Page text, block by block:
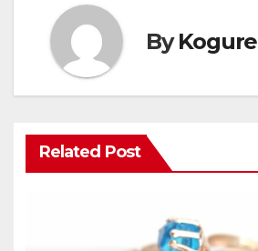
ゲ
ー
シ
ョ
ン
ByKogure
Related Post